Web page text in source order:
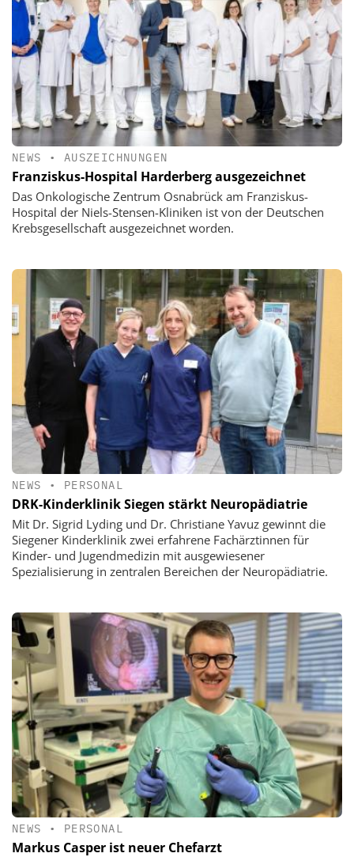
NEWS • AUSZEICHNUNGEN
Franziskus-Hospital Harderberg ausgezeichnet
Das Onkologische Zentrum Osnabrück am Franziskus-
Hospital der Niels-Stensen-Kliniken ist von der Deutschen
Krebsgesellschaft ausgezeichnet worden.
NEWS • PERSONAL
DRK-Kinderklinik Siegen stärkt Neuropädiatrie
Mit Dr. Sigrid Lyding und Dr. Christiane Yavuz gewinnt die
Siegener Kinderklinik zwei erfahrene Fachärztinnen für
Kinder- und Jugendmedizin mit ausgewiesener
Spezialisierung in zentralen Bereichen der Neuropädiatrie.
NEWS • PERSONAL
Markus Casper ist neuer Chefarzt